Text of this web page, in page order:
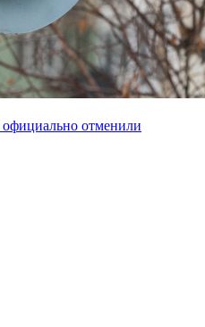
официально отменили